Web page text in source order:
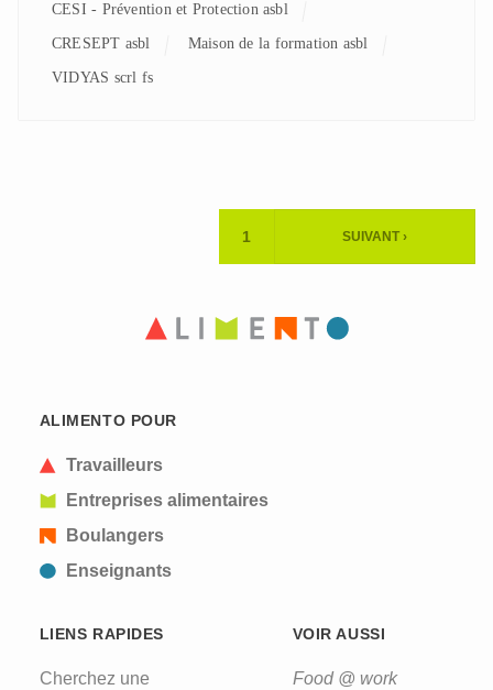
CESI - Prévention et Protection asbl
CRESEPT asbl Maison de la formation asbl
VIDYAS scrl fs
PAGE
1 SUIVANT ›
ALIMENTO POUR
Travailleurs
Entreprises alimentaires
Boulangers
Enseignants
LIENS RAPIDES
Cherchez une
VOIR AUSSI
Food @ work